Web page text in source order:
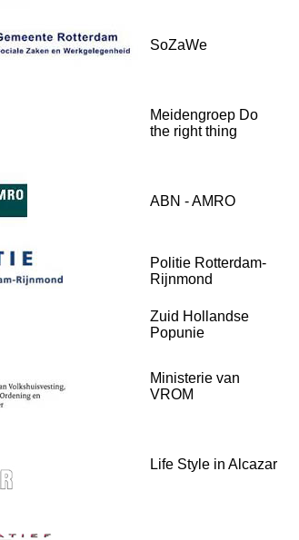
SoZaWe
Meidengroep Do
the right thing
ABN - AMRO
Politie Rotterdam-
Rijnmond
Zuid Hollandse
Popunie
Ministerie van
VROM
Life Style in Alcazar